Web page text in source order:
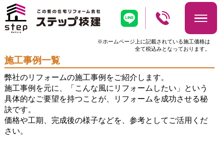
※ホームページ上に記載されている施工価格は
全て税込みとなっております。
施工事例一覧
弊社のリフォームの施工事例をご紹介します。
施工事例を元に、「こんな風にリフォームしたい」という
具体的なご要望を持つことが、リフォームを成功させる秘
訣です。
価格や工期、完成後の様子などを、参考としてご活用くだ
さい。